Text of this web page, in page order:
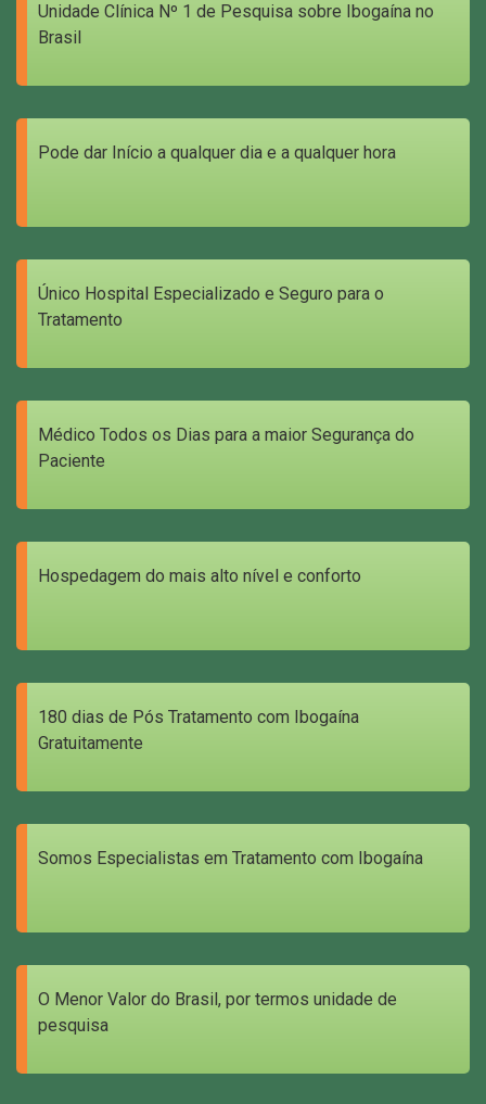
Unidade Clínica Nº 1 de Pesquisa sobre Ibogaína no
Brasil
Pode dar Início a qualquer dia e a qualquer hora
Único Hospital Especializado e Seguro para o
Tratamento
Médico Todos os Dias para a maior Segurança do
Paciente
Hospedagem do mais alto nível e conforto
180 dias de Pós Tratamento com Ibogaína
Gratuitamente
Somos Especialistas em Tratamento com Ibogaína
O Menor Valor do Brasil, por termos unidade de
pesquisa